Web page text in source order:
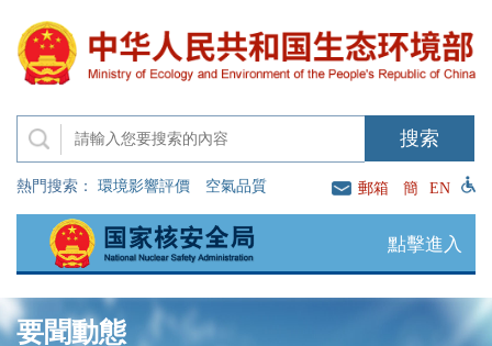
熱門搜索： 環境影響評價 空氣品質 郵箱 簡 EN
點擊進入
要聞動態